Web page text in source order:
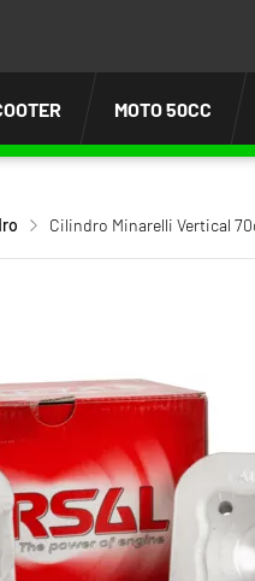
MOTO 50CC
Cilindro Minarelli Vertical